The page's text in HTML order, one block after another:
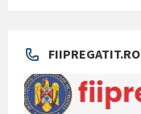
FIIPREGATIT.RO